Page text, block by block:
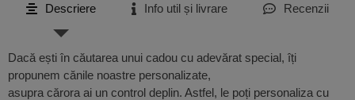
Descriere Info util și livrare Recenzii
Dacă ești în căutarea unui cadou cu adevărat special, îți
propunem cănile noastre personalizate,
asupra cărora ai un control deplin. Astfel, le poți personaliza cu